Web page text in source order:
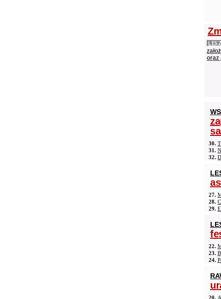
oraz
30.
31.
32.
27.
28.
29.
22.
23.
24.
20.